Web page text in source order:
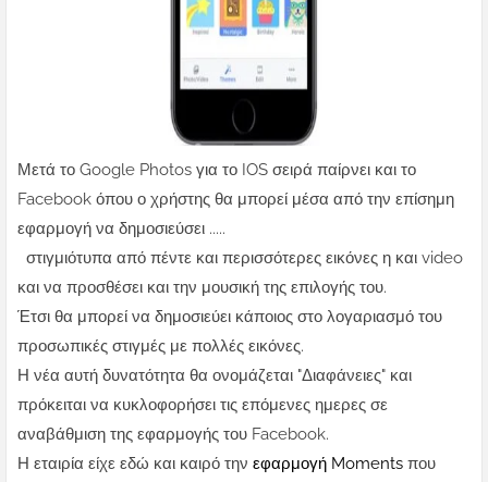
Μετά το Google Photos για το IOS σειρά παίρνει και το
Facebook όπου ο χρήστης θα μπορεί μέσα από την επίσημη
εφαρμογή να δημοσιεύσει .....
στιγμιότυπα από πέντε και περισσότερες εικόνες η και video
και να προσθέσει και την μουσική της επιλογής του.
Έτσι θα μπορεί να δημοσιεύει κάποιος στο λογαριασμό του
προσωπικές στιγμές με πολλές εικόνες.
Η νέα αυτή δυνατότητα θα ονομάζεται "Διαφάνειες" και
πρόκειται να κυκλοφορήσει τις επόμενες ημερες σε
αναβάθμιση της εφαρμογής του Facebook.
Η εταιρία είχε εδώ και καιρό την εφαρμογή Moments που